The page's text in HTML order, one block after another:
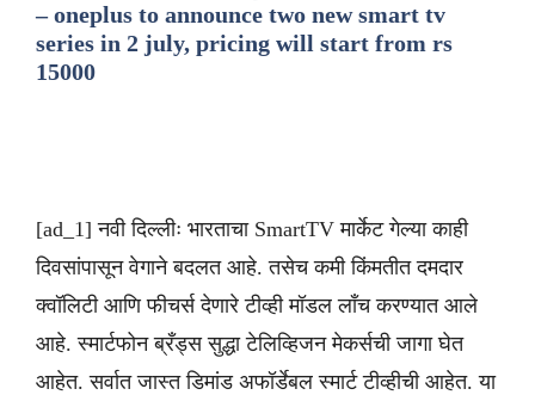
– oneplus to announce two new smart tv
series in 2 july, pricing will start from rs
15000
[ad_1] नवी दिल्लीः भारताचा SmartTV मार्केट गेल्या काही
दिवसांपासून वेगाने बदलत आहे. तसेच कमी किंमतीत दमदार
क्वॉलिटी आणि फीचर्स देणारे टीव्ही मॉडल लाँच करण्यात आले
आहे. स्मार्टफोन ब्रँड्स सुद्धा टेलिव्हिजन मेकर्सची जागा घेत
आहेत. सर्वात जास्त डिमांड अफॉर्डेबल स्मार्ट टीव्हीची आहेत. या